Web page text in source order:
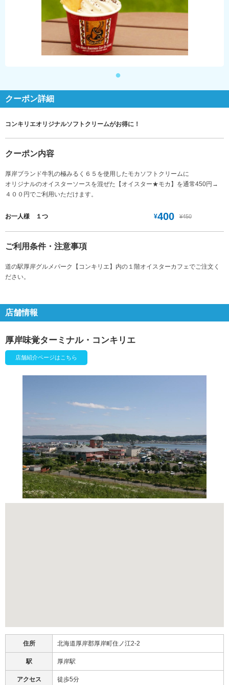
クーポン詳細
コンキリエオリジナルソフトクリームがお得に！
クーポン内容
厚岸ブランド牛乳の極みるく６５を使用したモカソフトクリームに
オリジナルのオイスターソースを混ぜた【オイスター★モカ】を通常450円→
４００円でご利用いただけます。
お一人様 １つ ¥400 ¥450
ご利用条件・注意事項
道の駅厚岸グルメパーク【コンキリエ】内の１階オイスターカフェでご注文く
ださい。
店舗情報
厚岸味覚ターミナル・コンキリエ
店舗紹介ページはこちら
住所 北海道厚岸郡厚岸町住ノ江2-2
駅 厚岸駅
アクセス 徒歩5分